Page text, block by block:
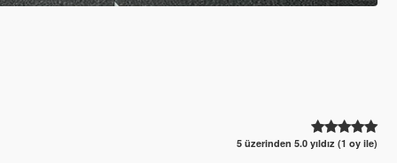
5 üzerinden 5.0 yıldız (1 oy ile)